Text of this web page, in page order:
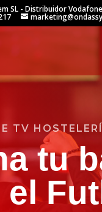
SL - Distribuidor
TV
tu
el